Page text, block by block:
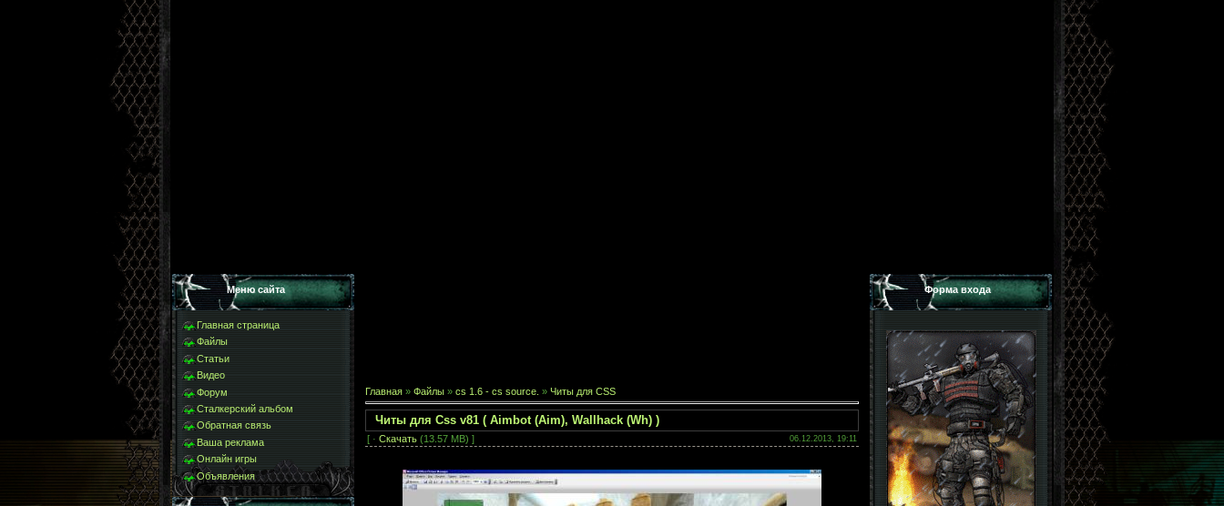
Меню сайта
Главная страница
Файлы
Статьи
Видео
Форум
Сталкерский альбом
Обратная связь
Ваша реклама
Онлайн игры
Объявления
Главная » Файлы » cs 1.6 - cs source. » Читы для CSS
Читы для Css v81 ( Aimbot (Aim), Wallhack (Wh) )
[ · Скачать (13.57 MB) ] 06.12.2013, 19:11
Форма входа